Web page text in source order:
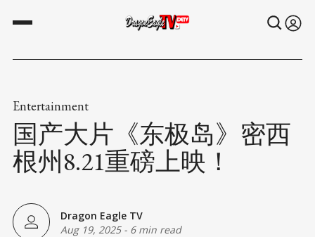
Entertainment
国产大片《东极岛》密西
根州8.21重磅上映！
Dragon Eagle TV
Aug 19, 2025- 6 min read